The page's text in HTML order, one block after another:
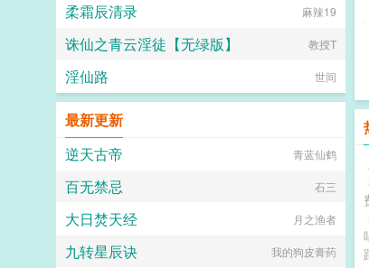
柔霜辰清录 麻辣19
诛仙之青云淫徒【无绿版】 教授T
淫仙路 世间
最新更新
逆天古帝
青蓝仙鹤
百无禁忌 石三
大日焚天经 月之渔者
九转星辰诀 我的狗皮膏药